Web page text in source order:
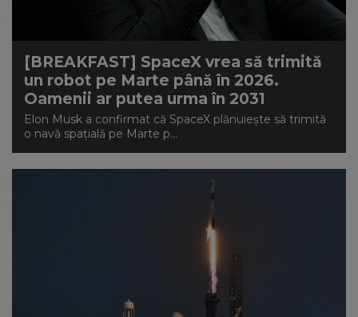
[BREAKFAST] SpaceX vrea să trimită
un robot pe Marte până în 2026.
Oamenii ar putea urma în 2031
Elon Musk a confirmat că SpaceX plănuiește să trimită
o navă spațială pe Marte p...